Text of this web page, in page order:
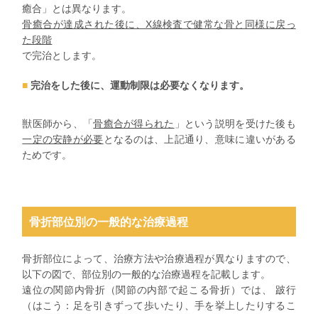
癒合」とは異なります。
骨癒合が達成された後に、 X線検査で健常な骨と同様に戻っ
た段階
で完治とします。
完治をした後に、運動制限は必要なくなります。
獣医師から、 「骨癒合が得られた 」
という説明を受けた後も
一定の安静が必要となるのは、上記通り、意味に違いがある
ためです。
骨折部位別の一般的な治療過程
骨折部位によって、治療方法や治療過程が異なりますので、
以下の図で、部位別の一般的な治療過程を記載します。
遠位の関節内骨折（関節の内部で起こる骨折）では、 跛行
（はこう：足を引きずって歩いたり、手を挙上したりするこ